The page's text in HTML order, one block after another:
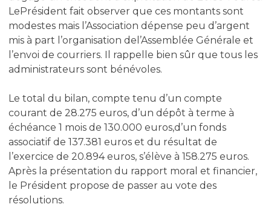
LePrésident fait observer que ces montants sont
modestes mais l’Association dépense peu d’argent
mis à part l’organisation del’Assemblée Générale et
l’envoi de courriers. Il rappelle bien sûr que tous les
administrateurs sont bénévoles.
Le total du bilan, compte tenu d’un compte
courant de 28.275 euros, d’un dépôt à terme à
échéance 1 mois de 130.000 euros,d’un fonds
associatif de 137.381 euros et du résultat de
l’exercice de 20.894 euros, s’élève à 158.275 euros.
Après la présentation du rapport moral et financier,
le Président propose de passer au vote des
résolutions.